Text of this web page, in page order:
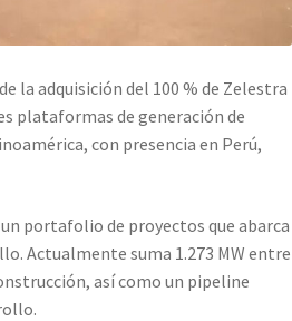
la adquisición del 100 % de Zelestra
plataformas de generación de
con presencia en Perú,
portafolio de proyectos que abarca
Actualmente suma 1.273 MW entre
así como un pipeline